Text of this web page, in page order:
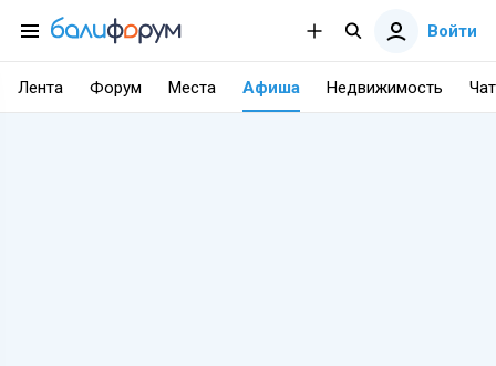
Войти
Лента Форум Места Афиша Недвижимость Чат